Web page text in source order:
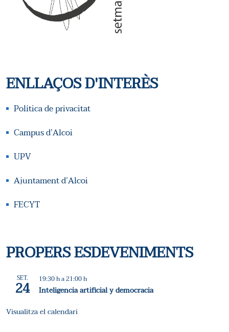
ENLLAÇOS D'INTERÈS
Política de privacitat
Campus d’Alcoi
UPV
Ajuntament d’Alcoi
FECYT
PROPERS ESDEVENIMENTS
SET.
24 19:30 ha21:00 h
Inteligencia artificial y democracia
Visualitza el calendari